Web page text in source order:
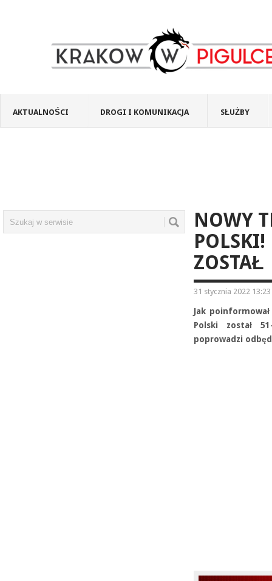
AKTUALNOŚCI DROGI I KOMUNIKACJA SŁUŻBY
NOWY
ZOSTAŁ
31 stycznia 2022 13:23
Jak
Polski został
poprowadzi